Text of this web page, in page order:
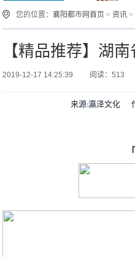
您的位置：襄阳都市网首页 >资讯 >
【精品推荐】湖
2019-12-17 14:25:39 阅读：513
来源:瀛泽文化